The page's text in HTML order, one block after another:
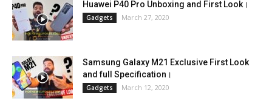
Huawei P40 Pro Unboxing and First Look।
Gadgets March 27, 2020
Samsung Galaxy M21 Exclusive First Look
and full Specification।
Gadgets March 12, 2020